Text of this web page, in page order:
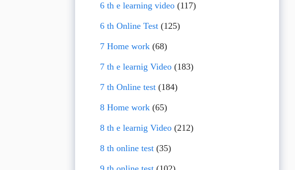
6 th e learning video(117)
6 th Online Test(125)
7 Home work(68)
7 th e learnig Video(183)
7 th Online test(184)
8 Home work(65)
8 th e learnig Video(212)
8 th online test(35)